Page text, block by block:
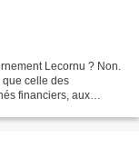
Lecornu ? Non.
que celle des
financiers, aux